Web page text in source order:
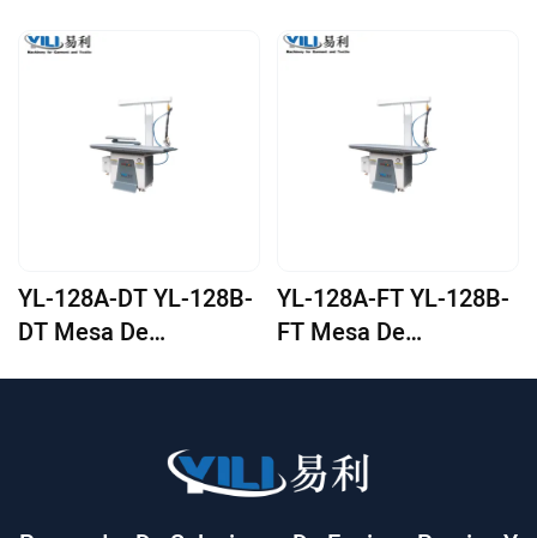
YL-128A-DT YL-128B-
DT Mesa De
(con Chimenea Y
Colgador De Plancha)
YL-128A-FT YL-128B-
FT Mesa De
(con Chimenea Y
Colgador De Plancha)